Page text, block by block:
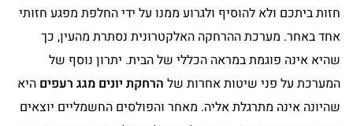
חזות ביתכם ולא להוסיף ולגרוע ממנו על ידי החלפת מפגע חזותי
אחד באחר. מערכת ההרחקה האלקטרונית נסתרת מהעין, כך
שהיא אינה פוגמת במראה הכללי של הבית. יתרון נוסף של
המערכת על פני שיטות אחרות של הרחקת יונים מגג רעפים היא
שהיונה אינה מתרגלת אליה. מאחר והפולסים החשמליים יוצאים